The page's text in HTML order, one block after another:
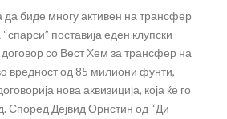
биде многу активен на трансфер
поставија еден клупски
договор со Вест Хем за трансфер на
вредност од 85 милиони фунти,
нова аквизиција, која ќе го
Според Дејвид Орнстин од “Ди